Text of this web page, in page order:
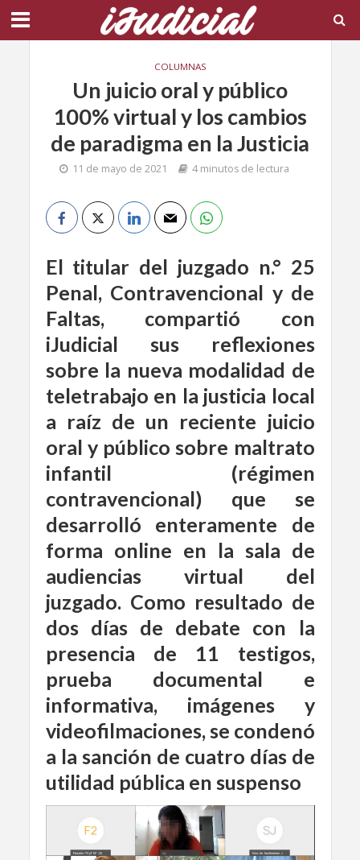
COLUMNAS
Un juicio oral y público
100% virtual y los cambios
de paradigma en la Justicia
11 de mayo de 2021 4 minutos de lectura
El titular del juzgado n.° 25
Penal, Contravencional y de
Faltas, compartió con
iJudicial sus reflexiones
sobre la nueva modalidad de
teletrabajo en la justicia local
a raíz de un reciente juicio
oral y público sobre maltrato
infantil (régimen
contravencional) que se
desarrolló enteramente de
forma online en la sala de
audiencias virtual del
juzgado. Como resultado de
dos días de debate con la
presencia de 11 testigos,
prueba documental e
informativa, imágenes y
videofilmaciones, se condenó
a la sanción de cuatro días de
utilidad pública en suspenso